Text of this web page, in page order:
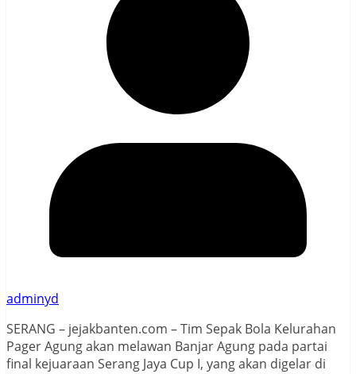
adminyd
SERANG – jejakbanten.com – Tim Sepak Bola Kelurahan
Pager Agung akan melawan Banjar Agung pada partai
final kejuaraan Serang Jaya Cup I, yang akan digelar di